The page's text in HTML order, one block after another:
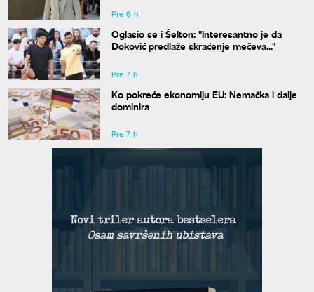
Pre 6 h
Oglasio se i Šelton: "Interesantno je da
Đoković predlaže skraćenje mečeva..."
Pre 7 h
Ko pokreće ekonomiju EU: Nemačka i dalje
dominira
Pre 7 h